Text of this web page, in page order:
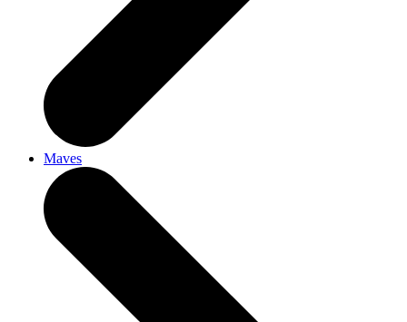
Maves